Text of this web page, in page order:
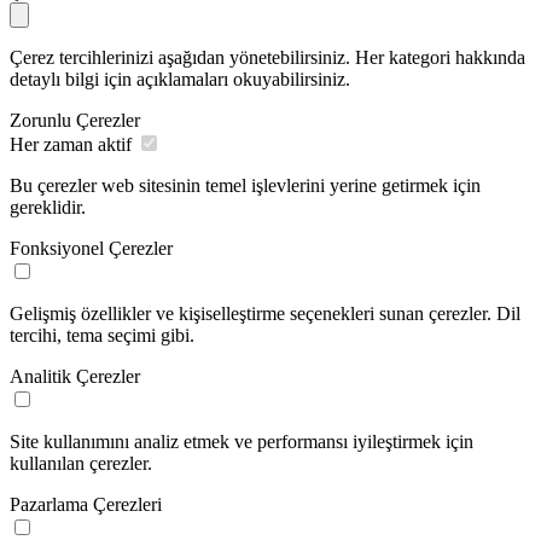
Çerez tercihlerinizi aşağıdan yönetebilirsiniz. Her kategori hakkında
detaylı bilgi için açıklamaları okuyabilirsiniz.
Zorunlu Çerezler
Her zaman aktif
Bu çerezler web sitesinin temel işlevlerini yerine getirmek için
gereklidir.
Fonksiyonel Çerezler
Gelişmiş özellikler ve kişiselleştirme seçenekleri sunan çerezler. Dil
tercihi, tema seçimi gibi.
Analitik Çerezler
Site kullanımını analiz etmek ve performansı iyileştirmek için
kullanılan çerezler.
Pazarlama Çerezleri